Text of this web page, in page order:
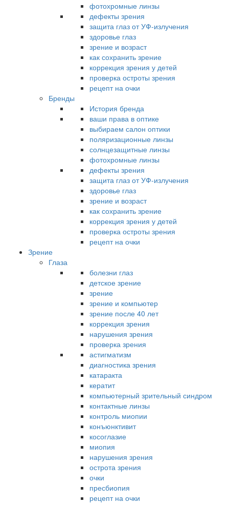
фотохромные линзы
дефекты зрения
защита глаз от УФ-излучения
здоровье глаз
зрение и возраст
как сохранить зрение
коррекция зрения у детей
проверка остроты зрения
рецепт на очки
Бренды
История бренда
ваши права в оптике
выбираем салон оптики
поляризационные линзы
солнцезащитные линзы
фотохромные линзы
дефекты зрения
защита глаз от УФ-излучения
здоровье глаз
зрение и возраст
как сохранить зрение
коррекция зрения у детей
проверка остроты зрения
рецепт на очки
Зрение
Глаза
болезни глаз
детское зрение
зрение
зрение и компьютер
зрение после 40 лет
коррекция зрения
нарушения зрения
проверка зрения
астигматизм
диагностика зрения
катаракта
кератит
компьютерный зрительный синдром
контактные линзы
контроль миопии
конъюнктивит
косоглазие
миопия
нарушения зрения
острота зрения
очки
пресбиопия
рецепт на очки